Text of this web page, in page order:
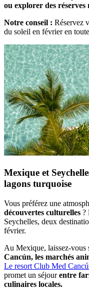
ou explorer des réserves
Notre conseil : Réservez
du soleil en février en
Mexique et
lagons turquoise
Vous préférez une
découvertes culturelles ?
Seychelles, deux
février.
Au Mexique, laissez-vous
Cancún, les marchés
Le resort Club Med
promet un séjourentre
culinaires locales.